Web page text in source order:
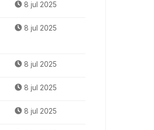
8 jul 2025
8 jul 2025
8 jul 2025
8 jul 2025
8 jul 2025